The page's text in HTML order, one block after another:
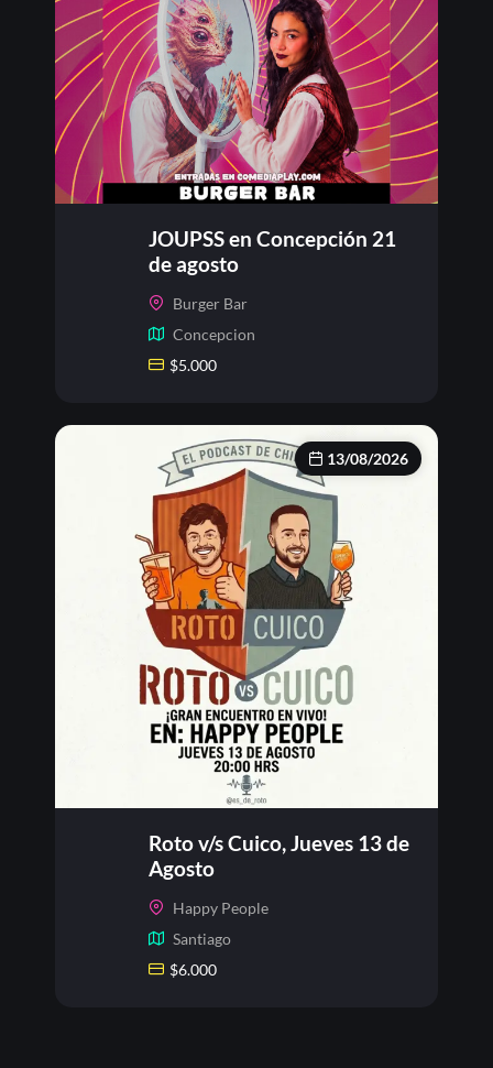
JOUPSS en Concepción 21
de agosto
Burger Bar
Concepcion
$5.000
13/08/2026
Roto v/s Cuico, Jueves 13 de
Agosto
Happy People
Santiago
$6.000